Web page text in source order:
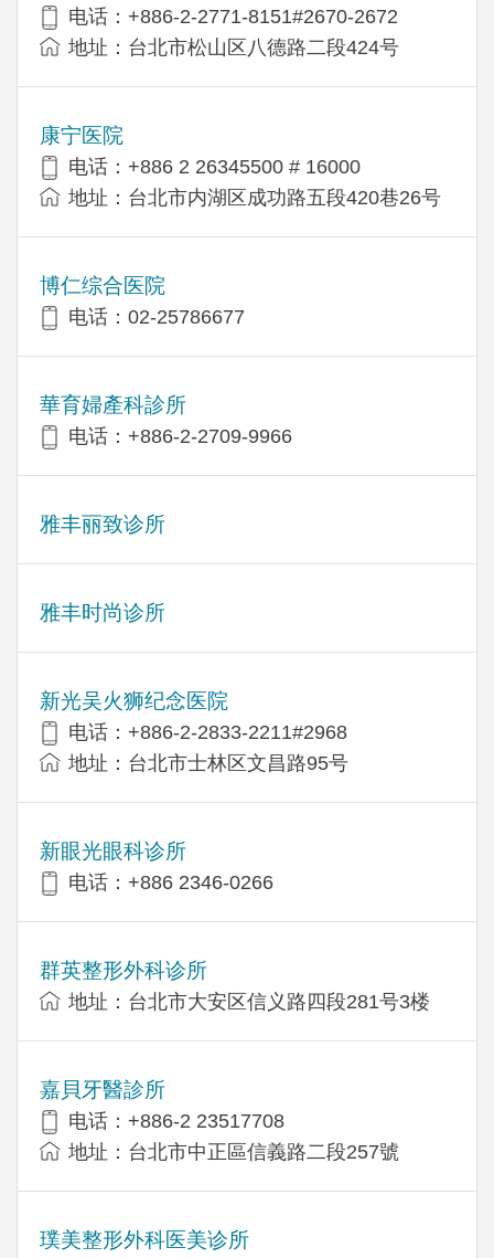
电话：+886-2-2771-8151#2670-2672
地址：台北市松山区八德路二段424号
康宁医院
电话：+886 2 26345500 # 16000
地址：台北市内湖区成功路五段420巷26号
博仁综合医院
电话：02-25786677
華育婦產科診所
电话：+886-2-2709-9966
雅丰丽致诊所
雅丰时尚诊所
新光吴火狮纪念医院
电话：+886-2-2833-2211#2968
地址：台北市士林区文昌路95号
新眼光眼科诊所
电话：+886 2346-0266
群英整形外科诊所
地址：台北市大安区信义路四段281号3楼
嘉貝牙醫診所
电话：+886-2 23517708
地址：台北市中正區信義路二段257號
璞美整形外科医美诊所